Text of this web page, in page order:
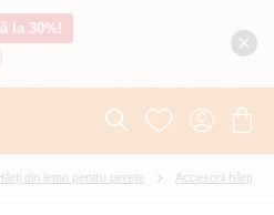
la 30%!
din lemn pentru perete Accesorii hărți